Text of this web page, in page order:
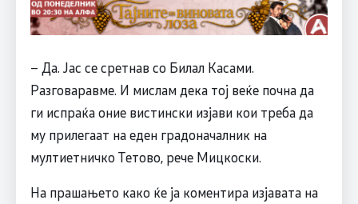
– Да. Јас се сретнав со Билал Касами.
Разговаравме. И мислам дека тој веќе почна да
ги испраќа оние вистински изјави кои треба да
му прилегаат на еден градоначалник на
мултиетничко Тетово, рече Мицкоски.
На прашањето како ќе ја коментира изјавата на